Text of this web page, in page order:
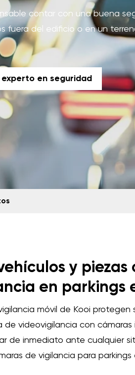
contar con una buena
fuera del edificio o en un
en seguridad
y piezas
en parkings
móvil de Kooi protegen
de videovigilancia con
de inmediato ante cualquier
de vigilancia para